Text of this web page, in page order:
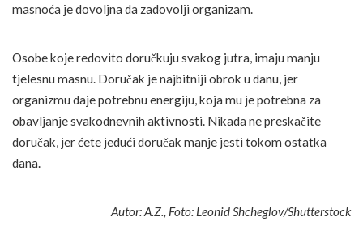
masnoća je dovoljna da zadovolji organizam.
Osobe koje redovito doručkuju svakog jutra, imaju manju
tjelesnu masnu. Doručak je najbitniji obrok u danu, jer
organizmu daje potrebnu energiju, koja mu je potrebna za
obavljanje svakodnevnih aktivnosti. Nikada ne preskačite
doručak, jer ćete jedući doručak manje jesti tokom ostatka
dana.
Autor: A.Z., Foto: Leonid Shcheglov/Shutterstock